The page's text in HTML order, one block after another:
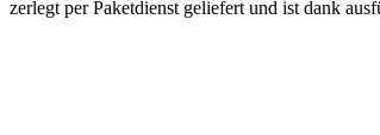
zerlegt per Paketdienst geliefert und ist dank